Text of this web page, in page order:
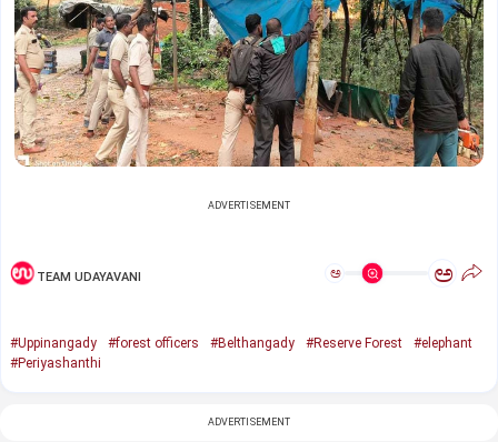
ADVERTISEMENT
TEAM UDAYAVANI ಅ ಅ
#Uppinangady #forest officers #Belthangady #Reserve Forest
#elephant
#Periyashanthi
ADVERTISEMENT